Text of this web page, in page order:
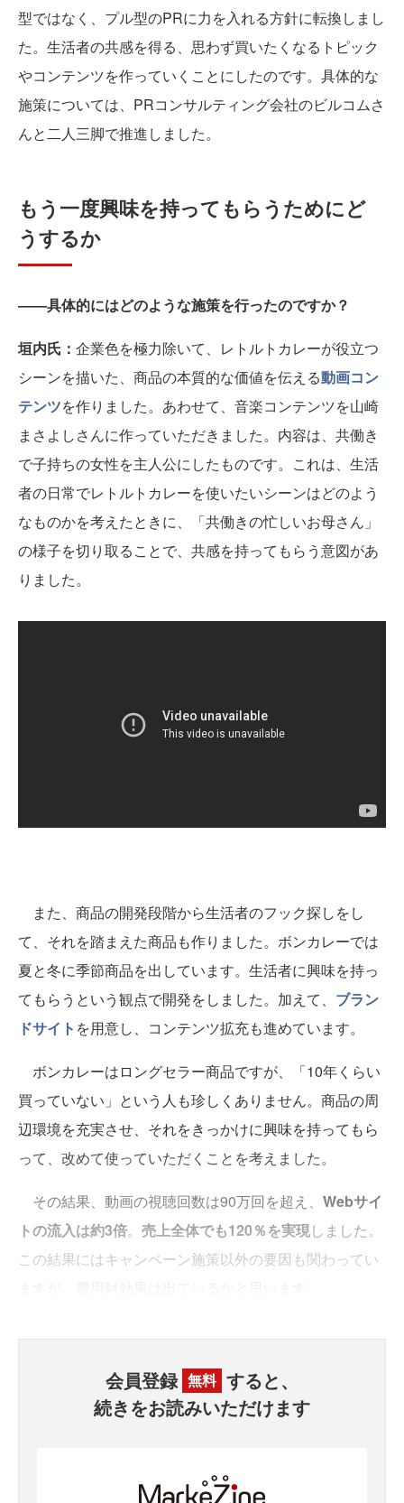
型ではなく、プル型のPRに力を入れる方針に転換しまし
た。生活者の共感を得る、思わず買いたくなるトピック
やコンテンツを作っていくことにしたのです。具体的な
施策については、PRコンサルティング会社のビルコムさ
んと二人三脚で推進しました。
もう一度興味を持ってもらうためにど
うするか
――具体的にはどのような施策を行ったのですか？
垣内氏： 企業色を極力除いて、レトルトカレーが役立つ
シーンを描いた、商品の本質的な価値を伝える動画コン
テンツを作りました。あわせて、音楽コンテンツを山崎
まさよしさんに作っていただきました。内容は、共働き
で子持ちの女性を主人公にしたものです。これは、生活
者の日常でレトルトカレーを使いたいシーンはどのよう
なものかを考えたときに、「共働きの忙しいお母さん」
の様子を切り取ることで、共感を持ってもらう意図があ
りました。
また、商品の開発段階から生活者のフック探しをし
て、それを踏まえた商品も作りました。ボンカレーでは
夏と冬に季節商品を出しています。生活者に興味を持っ
てもらうという観点で開発をしました。加えて、 ブラン
ドサイト を用意し、コンテンツ拡充も進めています。
ボンカレーはロングセラー商品ですが、「10年くらい
買っていない」という人も珍しくありません。商品の周
辺環境を充実させ、それをきっかけに興味を持ってもら
って、改めて使っていただくことを考えました。
その結果、動画の視聴回数は90万回を超え、 Webサイ
トの流入は約3倍。 売上全体でも120％を実現しました。
この結果にはキャンペーン施策以外の要因も関わってい
会員登録 無料 すると、
続きをお読みいただけます